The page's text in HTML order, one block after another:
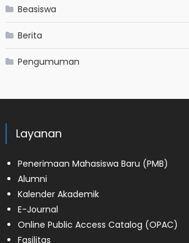
Beasiswa
Berita
Pengumuman
Layanan
Penerimaan Mahasiswa Baru (PMB)
Alumni
Kalender Akademik
E-Journal
Online Public Access Catalog (OPAC)
Fasilitas